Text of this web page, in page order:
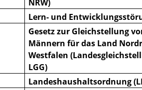
NRW)
Lern- und
Gesetz zur Gleichstellung
Männern für das Land
Westfalen
LGG)
Landeshaushaltsordnung